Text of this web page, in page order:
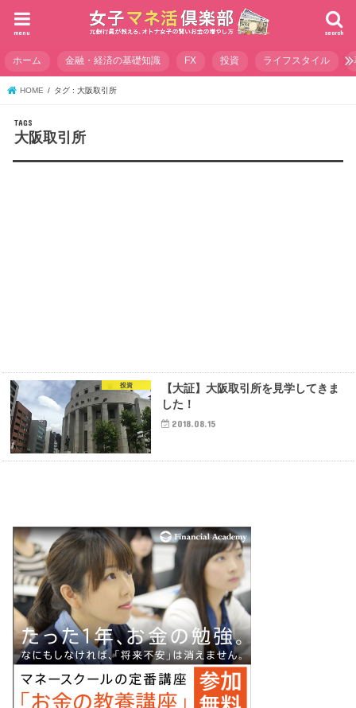
search
menu
ホーム 金融・経済の基礎知識 FX 投資 ライフスタイル
HOME タグ : 大阪取引所
大阪取引所
投資
【大証】大阪取引所を見学してきま
した！
2018.08.15